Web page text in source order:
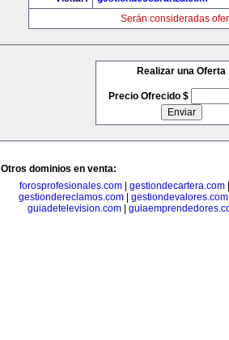
Serán consideradas
Realizar una Oferta
Precio Ofrecido $
Otros dominios en venta:
forosprofesionales.com
gestiondecartera.com
gestiondereclamos.com| gestiondevalores.com
guiadetelevision.com